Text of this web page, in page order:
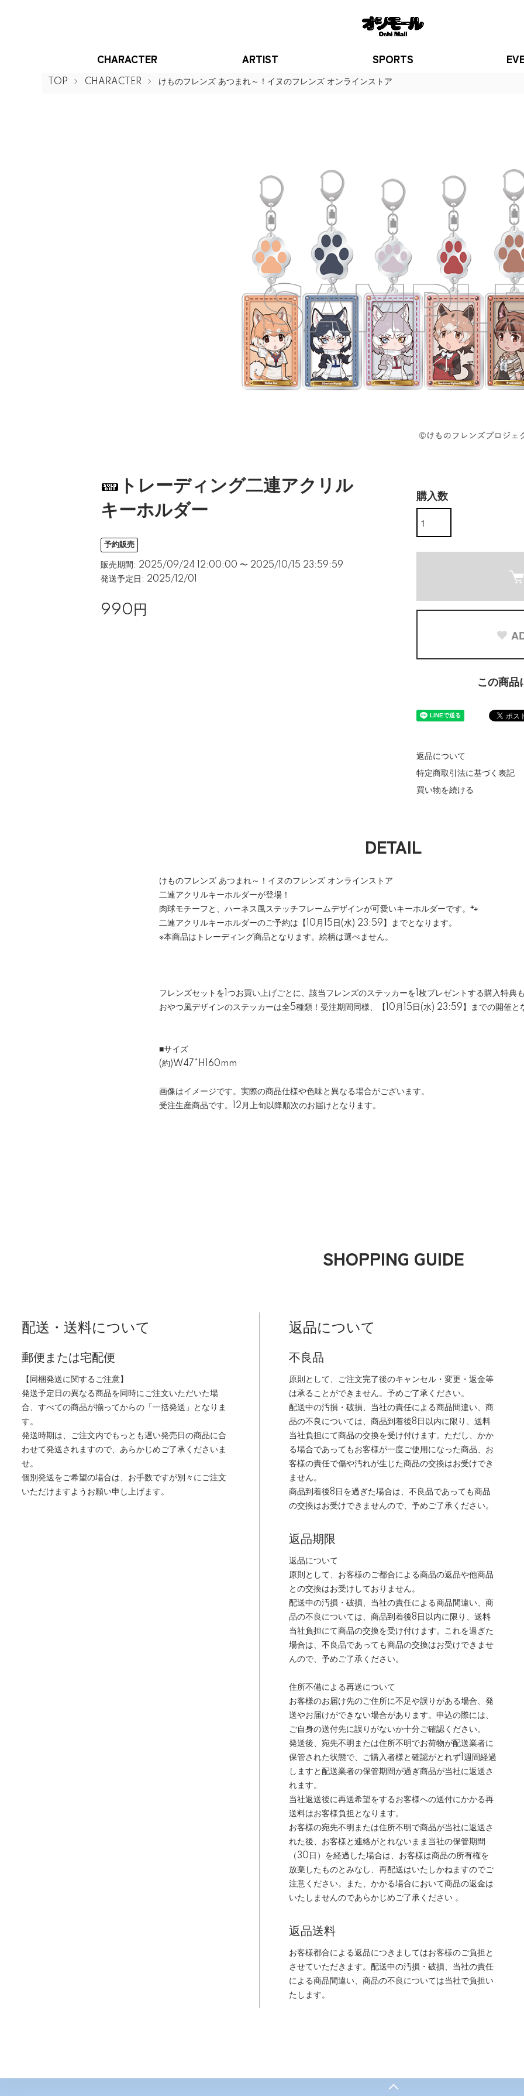
CHARACTER ARTIST SPORTS
TOP CHARACTER けものフレンズ あつまれ～！イヌのフレンズ オンラインストア
トレーディング二連アクリル
キーホルダー
予約販売
販売期間: 2025/09/24 12:00:00 〜 2025/10/15 23:59:59
発送予定日: 2025/12/01
990円
購入数
この商品
返品について
特定商取引法に基づく表記
買い物を続ける
DETAIL
けものフレンズ あつまれ～！イヌのフレンズ オンラインストア
二連アクリルキーホルダーが登場！
肉球モチーフと、ハーネス風ステッチフレームデザインが可愛いキーホルダーです。🐾
二連アクリルキーホルダーのご予約は【10月15日(水) 23:59】までとなります。
※本商品はトレーディング商品となります。絵柄は選べません。
フレンズセットを1つお買い上げごとに、該当フレンズのステッカーを1枚プレゼントする購入特典
おやつ風デザインのステッカーは全5種類！受注期間同様、【10月15日(水) 23:59】までの開催と
■サイズ
(約)W47*H160mm
画像はイメージです。実際の商品仕様や色味と異なる場合がございます。
受注生産商品です。12月上旬以降順次のお届けとなります。
SHOPPING GUIDE
配送・送料について
郵便または宅配便
【同梱発送に関するご注意】
発送予定日の異なる商品を同時にご注文いただいた場
合、すべての商品が揃ってからの「一括発送」となりま
す。
発送時期は、ご注文内でもっとも遅い発売日の商品に合
わせて発送されますので、あらかじめご了承くださいま
せ。
個別発送をご希望の場合は、お手数ですが別々にご注文
いただけますようお願い申し上げます。
返品について
不良品
原則として、ご注文完了後のキャンセル・変更・返金等
は承ることができません。予めご了承ください。
配送中の汚損・破損、当社の責任による商品間違い、商
品の不良については、商品到着後8日以内に限り、送料
当社負担にて商品の交換を受け付けます。ただし、かか
る場合であってもお客様が一度ご使用になった商品、お
客様の責任で傷や汚れが生じた商品の交換はお受けでき
ません。
商品到着後8日を過ぎた場合は、不良品であっても商品
の交換はお受けできませんので、予めご了承ください。
返品期限
返品について
原則として、お客様のご都合による商品の返品や他商品
との交換はお受けしておりません。
配送中の汚損・破損、当社の責任による商品間違い、商
品の不良については、商品到着後8日以内に限り、送料
当社負担にて商品の交換を受け付けます。これを過ぎた
場合は、不良品であっても商品の交換はお受けできませ
んので、予めご了承ください。
住所不備による再送について
お客様のお届け先のご住所に不足や誤りがある場合、発
送やお届けができない場合があります。申込の際には、
ご自身の送付先に誤りがないか十分ご確認ください。
発送後、宛先不明または住所不明でお荷物が配送業者に
保管された状態で、ご購入者様と確認がとれず1週間経過
しますと配送業者の保管期間が過ぎ商品が当社に返送さ
れます。
当社返送後に再送希望をするお客様への送付にかかる再
送料はお客様負担となります。
お客様の宛先不明または住所不明で商品が当社に返送さ
れた後、お客様と連絡がとれないまま当社の保管期間
（30日）を経過した場合は、お客様は商品の所有権を
放棄したものとみなし、再配送はいたしかねますのでご
注意ください。また、かかる場合において商品の返金は
いたしませんのであらかじめご了承ください 。
返品送料
お客様都合による返品につきましてはお客様のご負担と
させていただきます。配送中の汚損・破損、当社の責任
による商品間違い、商品の不良については当社で負担い
たします。